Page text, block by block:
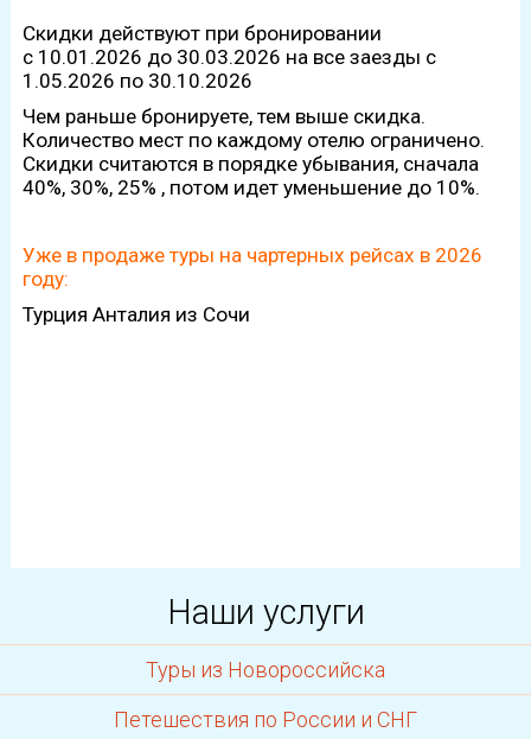
Скидки действуют при бронировании
с 10.01.2026 до 30.03.2026 на все заезды с
1.05.2026 по 30.10.2026
Чем раньше бронируете, тем выше скидка.
Количество мест по каждому отелю ограничено.
Скидки считаются в порядке убывания, сначала
40%, 30%, 25% , потом идет уменьшение до 10%.
Уже в продаже туры на чартерных рейсах в 2026
году:
Турция Анталия из Сочи
Наши услуги
Туры из Новороссийска
Петешествия по России и СНГ